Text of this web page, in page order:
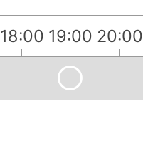
18:00 19:00 20:00